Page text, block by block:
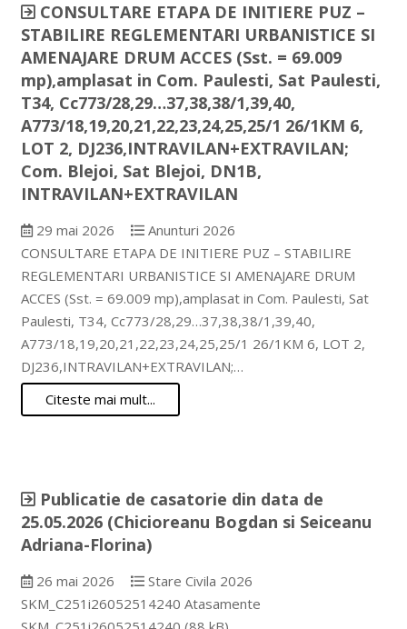
CONSULTARE ETAPA DE INITIERE PUZ –
STABILIRE REGLEMENTARI URBANISTICE SI
AMENAJARE DRUM ACCES (Sst. = 69.009
mp),amplasat in Com. Paulesti, Sat Paulesti,
T34, Cc773/28,29…37,38,38/1,39,40,
A773/18,19,20,21,22,23,24,25,25/1 26/1KM 6,
LOT 2, DJ236,INTRAVILAN+EXTRAVILAN;
Com. Blejoi, Sat Blejoi, DN1B,
INTRAVILAN+EXTRAVILAN
29 mai 2026
Anunturi 2026
CONSULTARE ETAPA DE INITIERE PUZ – STABILIRE
REGLEMENTARI URBANISTICE SI AMENAJARE DRUM
ACCES (Sst. = 69.009 mp),amplasat in Com. Paulesti, Sat
Paulesti, T34, Cc773/28,29…37,38,38/1,39,40,
A773/18,19,20,21,22,23,24,25,25/1 26/1KM 6, LOT 2,
DJ236,INTRAVILAN+EXTRAVILAN;…
Citeste mai mult...
Publicatie de casatorie din data de
25.05.2026 (Chicioreanu Bogdan si Seiceanu
Adriana-Florina)
26 mai 2026
Stare Civila 2026
SKM_C251i26052514240 Atasamente